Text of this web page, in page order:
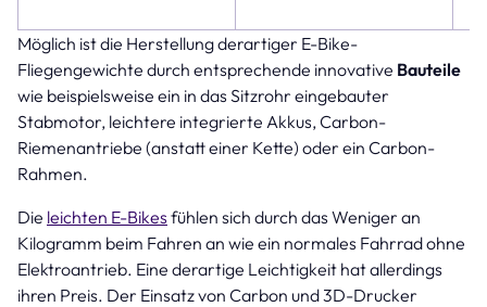
Möglich ist die Herstellung derartiger E-Bike-
Fliegengewichte durch entsprechende innovative Bauteile
wie beispielsweise ein in das Sitzrohr eingebauter
Stabmotor, leichtere integrierte Akkus, Carbon-
Riemenantriebe (anstatt einer Kette) oder ein Carbon-
Rahmen.
Die leichten E-Bikes fühlen sich durch das Weniger an
Kilogramm beim Fahren an wie ein normales Fahrrad ohne
Elektroantrieb. Eine derartige Leichtigkeit hat allerdings
ihren Preis. Der Einsatz von Carbon und 3D-Drucker